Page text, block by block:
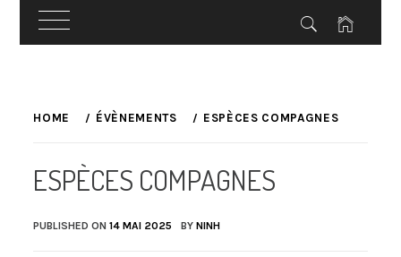
toHOME ÉVÈNEMENTS ESPÈCES COMPAGNES
ESPÈCES COMPAGNES
PUBLISHED ON14 MAI 2025 BYNINH